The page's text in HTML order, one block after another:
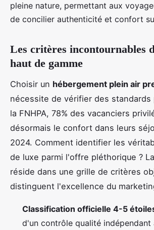
pleine nature, permettant aux
de concilier authenticité et confort
Les critères incontournables
haut de gamme
Choisir un hébergement plein air
nécessite de vérifier des standards
la FNHPA, 78% des vacanciers
désormais le confort dans leurs
2024. Comment identifier les
de luxe parmi l'offre pléthorique ?
réside dans une grille de critères
distinguent l'excellence du
Classification officielle 4-5
d'un contrôle qualité indépendant